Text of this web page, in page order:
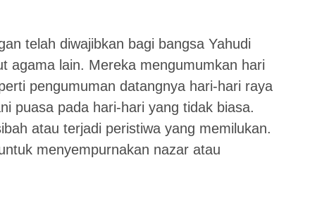
telah diwajibkan bagi bangsa Yahudi
agama lain. Mereka mengumumkan hari
pengumuman datangnya hari-hari raya
puasa pada hari-hari yang tidak biasa.
atau terjadi peristiwa yang memilukan.
menyempurnakan nazar atau